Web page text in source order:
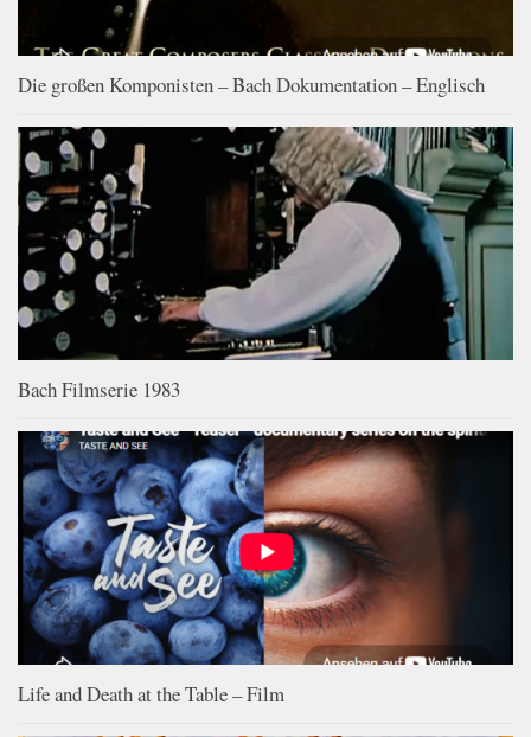
Die großen Komponisten – Bach Dokumentation – Englisch
Bach Filmserie 1983
Life and Death at the Table – Film